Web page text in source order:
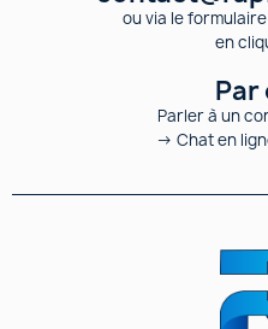
ou via le
en
Par
Parler à un
→ Chat en